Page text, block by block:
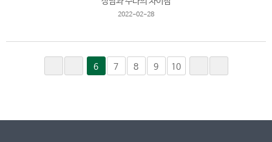
2022-02-28
6 7 8 9 10